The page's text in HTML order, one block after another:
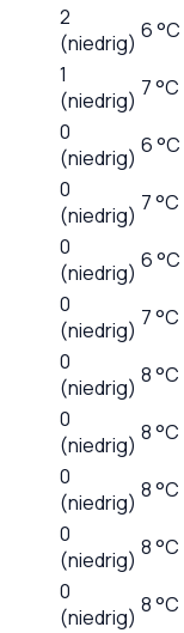
2
(niedrig) 6 °C
1
(niedrig) 7 °C
0
(niedrig) 6 °C
0
(niedrig) 7 °C
0
(niedrig) 6 °C
0
(niedrig) 7 °C
0
(niedrig) 8 °C
0
(niedrig) 8 °C
0
(niedrig) 8 °C
0
(niedrig) 8 °C
0
(niedrig) 8 °C